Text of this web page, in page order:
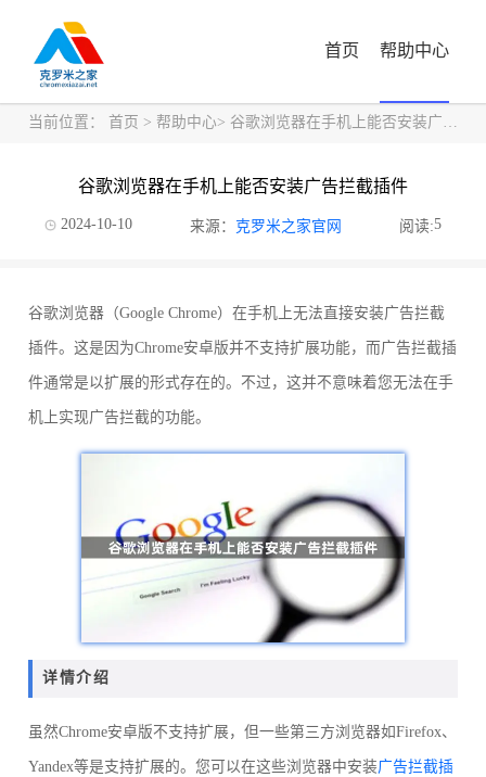
首页 帮助中心
当前位置： 首页 > 帮助中心> 谷歌浏览器在手机上能否安装广告拦截插件
谷歌浏览器在手机上能否安装广告拦截插件
2024-10-10 来源： 克罗米之家官网 阅读:5
谷歌浏览器（Google Chrome）在手机上无法直接安装广告拦截
插件。这是因为Chrome安卓版并不支持扩展功能，而广告拦截插
件通常是以扩展的形式存在的。不过，这并不意味着您无法在手
机上实现广告拦截的功能。
详情介绍
虽然Chrome安卓版不支持扩展，但一些第三方浏览器如Firefox、
Yandex等是支持扩展的。您可以在这些浏览器中安装广告拦截插